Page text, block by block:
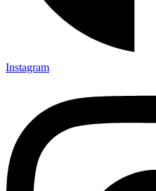
Instagram